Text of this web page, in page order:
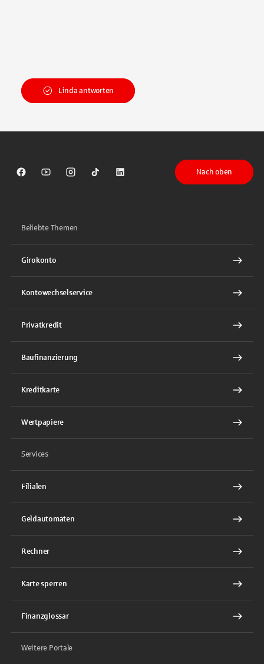
Linda antworten
Sparkasse auf Facebook
Sparkasse auf Youtube
Sparkasse auf Instagram
Sparkasse auf TikTok
Sparkasse auf LinkedIn
Nach oben
Beliebte Themen
Girokonto
Kontowechselservice
Privatkredit
Baufinanzierung
Kreditkarte
Wertpapiere
Services
Filialen
Geldautomaten
Rechner
Karte sperren
Finanzglossar
Weitere Portale